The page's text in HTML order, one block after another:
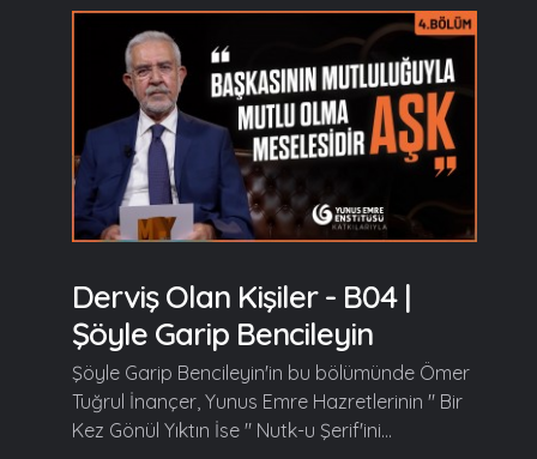
Derviş Olan Kişiler - B04 |
Şöyle Garip Bencileyin
Şöyle Garip Bencileyin'in bu bölümünde Ömer
Tuğrul İnançer, Yunus Emre Hazretlerinin " Bir
Kez Gönül Yıktın İse " Nutk-u Şerif'ini...